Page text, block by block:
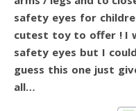
safety eyes for
cutest toy to offer ! I
safety eyes but I
guess this one just
all…